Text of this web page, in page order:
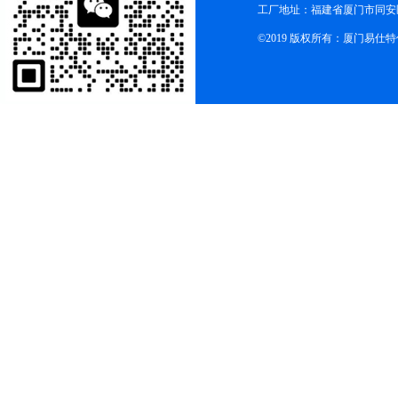
工厂地址：福建省厦门市同
©2019 版权所有：厦门易仕